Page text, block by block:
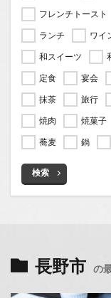
フレンチトースト
ランチ
ワイ
和スイーツ
定食
宴会
抹茶
旅行
焼肉
焼菓子
蕎麦
鍋
検索
長野市 の